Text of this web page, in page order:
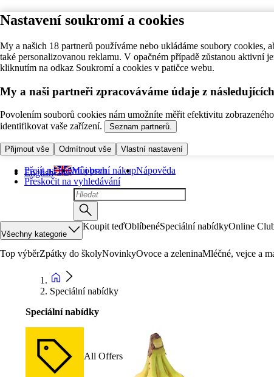
Nastavení soukromí a cookies
My a našich 18 partnerů používáme nebo ukládáme soubory
také personalizovanou reklamu. V opačném případě zůstanou aktivní
kliknutím na odkaz Soukromí a cookies v patičce webu.
My a naši partneři zpracováváme údaje z
Povolením souborů cookies nám umožníte měřit efektivitu
identifikovat vaše zařízení.
Seznam partnerů.
Přijmout vše Odmítnout vše Vlastní nastavení
Přejít na hlavní obsah
Přeskočit na vyhledávání
English Můj první nákupNápověda
Všechny kategorie
Koupit teďOblíbenéSpeciální nabídkyOnline
Top výběrZpátky do školyNovinkyOvoce a zeleninaMléčné, vejce a
Speciální nabídky
Speciální nabídky
All Offers